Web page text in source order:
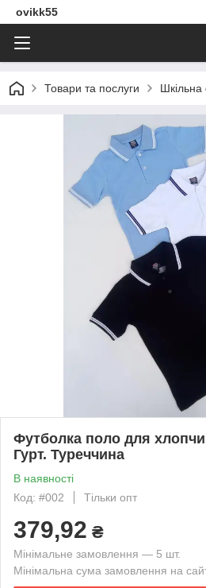
ovikk55
Товари та послуги
Футболка поло для
Гурт. Туреччина
В наявності
Код: #002
Тільки опт
379,92 ₴
Мінімальне замовлення — 5 шт.
Мінімальна сума замовлення на